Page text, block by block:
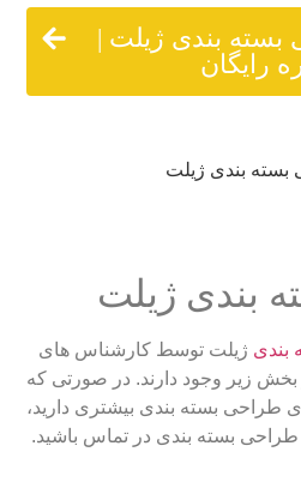
بندی ژیلت |
رایگان
بندی ژیلت
بندی ژیلت توسط کارشناس های
زیر وجود دارند. در صورتی که
طراحی بسته بندی بیشتری دارید،
طراحی بسته بندی در تماس باشید.